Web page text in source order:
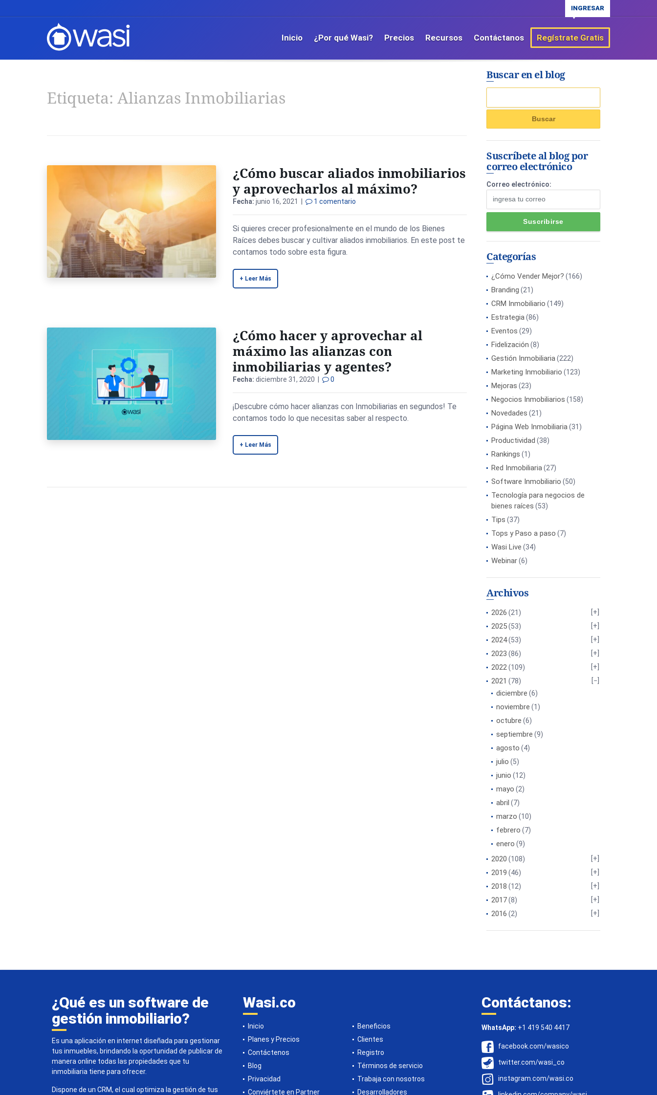
INGRESAR
Inicio ¿Por qué Wasi? Precios Recursos Contáctanos Regístrate Gratis
Etiqueta: Alianzas Inmobiliarias
¿Cómo buscar aliados inmobiliarios
y aprovecharlos al máximo?
Fecha: junio 16, 2021 | 1 comentario
Si quieres crecer profesionalmente en el mundo de los Bienes
Raíces debes buscar y cultivar aliados inmobiliarios. En este post te
contamos todo sobre esta figura.
+ Leer Más
¿Cómo hacer y aprovechar al
máximo las alianzas con
inmobiliarias y agentes?
Fecha: diciembre 31, 2020 | 0
¡Descubre cómo hacer alianzas con Inmobiliarias en segundos! Te
contamos todo lo que necesitas saber al respecto.
+ Leer Más
Buscar en el blog
Suscríbete al blog por
correo electrónico
Correo electrónico:
Categorías
¿Cómo Vender Mejor? (166)
Branding (21)
CRM Inmobiliario (149)
Estrategia(86)
Eventos (29)
Fidelización (8)
Gestión Inmobiliaria(222)
Marketing Inmobiliario (123)
Mejoras (23)
Negocios Inmobiliarios (158)
Novedades (21)
Página Web Inmobiliaria(31)
Productividad (38)
Rankings (1)
Red Inmobiliaria(27)
Software Inmobiliario (50)
Tecnología para negocios de
bienes raíces (53)
Tips (37)
Tops y Paso a paso (7)
Wasi Live (34)
Webinar(6)
Archivos
2026 (21)
2025(53)
2024(53)
2023 (86)
2022(109)
2021 (78)
diciembre (6)
noviembre (1)
octubre (6)
septiembre (9)
agosto (4)
julio (5)
junio (12)
mayo (2)
abril (7)
marzo (10)
febrero (7)
enero (9)
2020 (108)
2019 (46)
2018 (12)
2017(8)
2016 (2)
¿Qué es un software de
gestión inmobiliario?
Es una aplicación en internet diseñada para gestionar
tus inmuebles, brindando la oportunidad de publicar de
manera online todas las propiedades que tu
inmobiliaria tiene para ofrecer.
Dispone de un CRM, el cual optimiza la gestión de tus
Wasi.co
Inicio
Beneficios
Planes y Precios
Clientes
Contáctenos
Registro
Blog
Términos de servicio
Privacidad
Trabaja con nosotros
Conviértete en Partner
Desarrolladores
Contáctanos:
WhatsApp: +1 419 540 4417
facebook.com/wasico
twitter.com/wasi_co
instagram.com/wasi.co